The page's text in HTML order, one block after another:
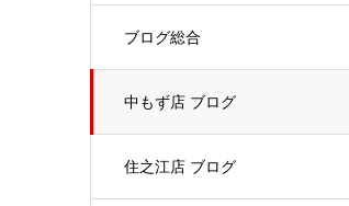
ブログ総合
中もず店 ブログ
住之江店 ブログ